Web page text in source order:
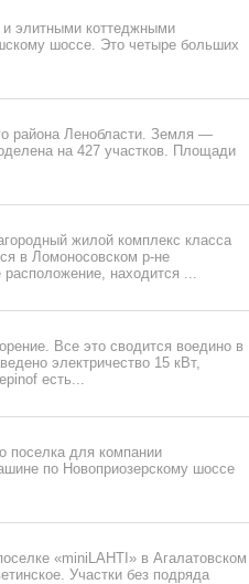
элитными коттеджными
шоссе. Это четыре больших
района Ленобласти. Земля —
на 427 участков. Площади
жилой комплекс класса
в Ломоносовском р-не
находится ...
Все это сводится воедино в
электричество 15 кВт,
есть...
поселка для компании
по Новоприозерскому шоссе
«miniLAHTI» в Агалатовском
Участки без подряда